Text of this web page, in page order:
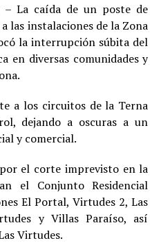
– La caída de un poste de
las instalaciones de la Zona
la interrupción súbita del
en diversas comunidades y
a los circuitos de la Terna
dejando a oscuras a un
y comercial.
el corte imprevisto en la
el Conjunto Residencial
El Portal, Virtudes 2, Las
y Villas Paraíso, así
Virtudes.